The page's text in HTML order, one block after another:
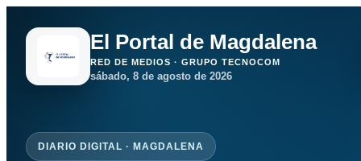
El Portal de Magdalena
RED DE MEDIOS · GRUPO TECNOCOM
sábado, 8 de agosto de 2026
DIARIO DIGITAL · MAGDALENA